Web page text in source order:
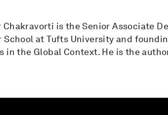
Chakravorti is the Senior Associate
School at Tufts University and
in the Global Context. He is the